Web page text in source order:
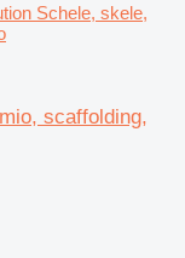
Schele, skele,
scaffolding,